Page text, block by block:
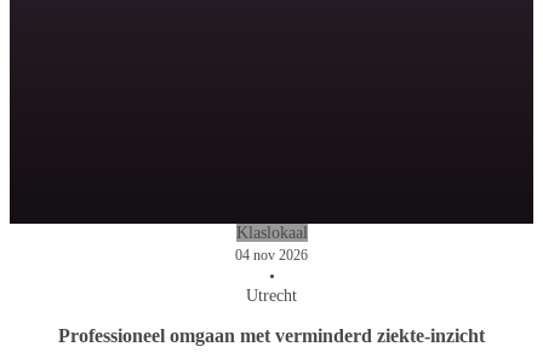
Klaslokaal
04 nov 2026
•
Utrecht
Professioneel omgaan met verminderd ziekte-inzicht